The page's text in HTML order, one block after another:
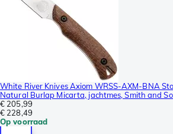
White River Knives Axiom WRSS-AXM-BNA
Natural Burlap Micarta, jachtmes, Smith and
€ 205,99
€ 228,49
Op voorraad